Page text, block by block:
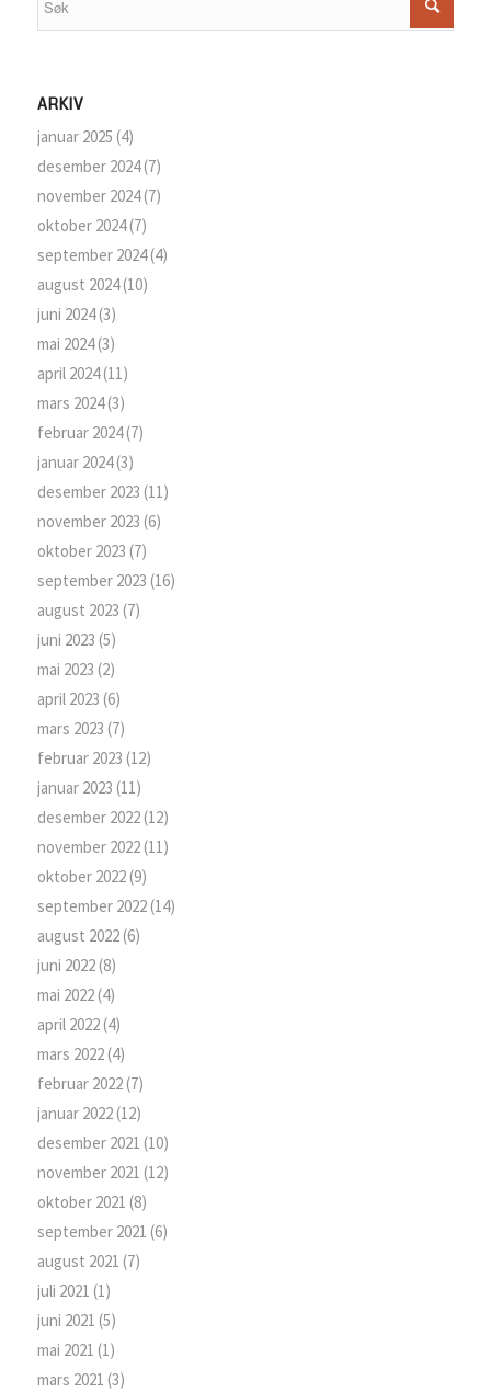
ARKIV
januar 2025 (4)
desember 2024(7)
november 2024(7)
oktober 2024(7)
september 2024(4)
august 2024(10)
juni 2024(3)
mai 2024(3)
april 2024(11)
mars 2024(3)
februar 2024(7)
januar 2024(3)
desember 2023 (11)
november 2023 (6)
oktober 2023 (7)
september 2023 (16)
august 2023 (7)
juni 2023 (5)
mai 2023 (2)
april 2023 (6)
mars 2023 (7)
februar 2023 (12)
januar 2023 (11)
desember 2022(12)
november 2022(11)
oktober 2022(9)
september 2022(14)
august 2022(6)
juni 2022(8)
mai 2022(4)
april 2022(4)
mars 2022(4)
februar 2022(7)
januar 2022(12)
desember 2021 (10)
november 2021 (12)
oktober 2021 (8)
september 2021 (6)
august 2021 (7)
juli 2021 (1)
juni 2021 (5)
mai 2021 (1)
mars 2021 (3)